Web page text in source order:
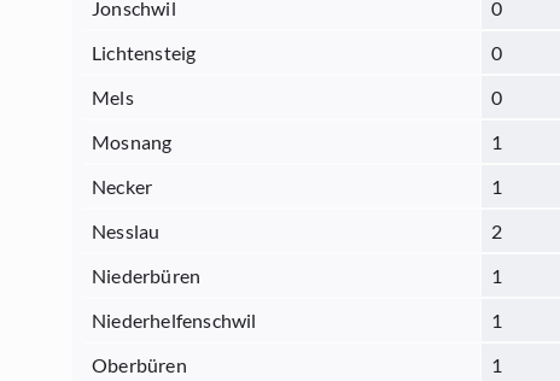
Jonschwil
0
Lichtensteig
0
Mels
0
Mosnang
1
Necker
1
Nesslau
2
Niederbüren
1
Niederhelfenschwil
1
Oberbüren
1